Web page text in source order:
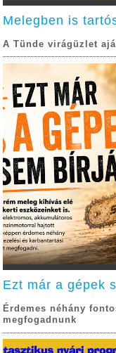
Melegben is
A Tünde virágüzlet
Ezt már a gépek
Érdemes néhány
megfogadnunk